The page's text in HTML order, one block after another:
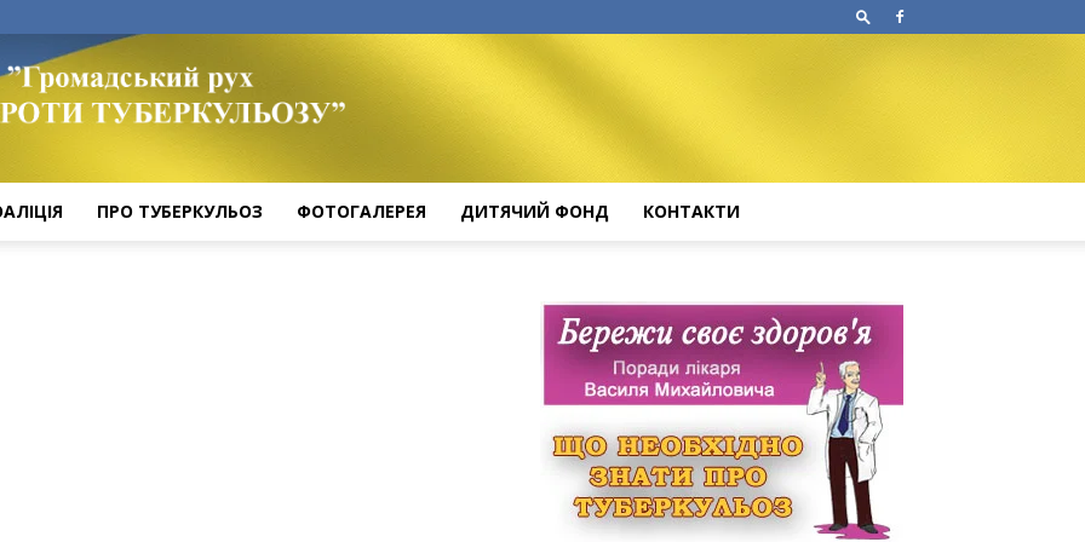
ПРО ТУБЕРКУЛЬОЗ ФОТОГАЛЕРЕЯ ДИТЯЧИЙ ФОНД КОНТАКТИ